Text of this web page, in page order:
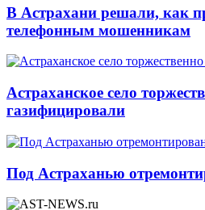
В Астрахани решали, как
телефонным мошенникам
Астраханское село
газифицировали
Под Астраханью